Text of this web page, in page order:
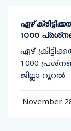
ഏഴ്
1000
ഏഴ്
1000
ജില്ലാ റൂറല്‍
November